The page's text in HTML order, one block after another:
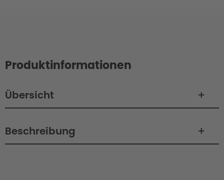
Produktinformationen
Übersicht
Beschreibung